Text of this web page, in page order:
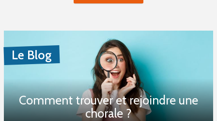
Le Blog
Comment trouver et rejoindre une
chorale ?